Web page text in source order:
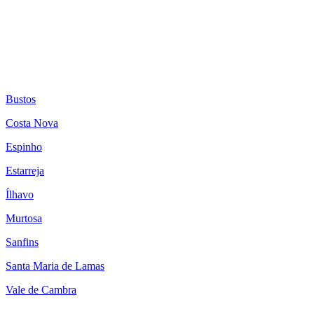
Bustos
Costa Nova
Espinho
Estarreja
Ílhavo
Murtosa
Sanfins
Santa Maria de Lamas
Vale de Cambra